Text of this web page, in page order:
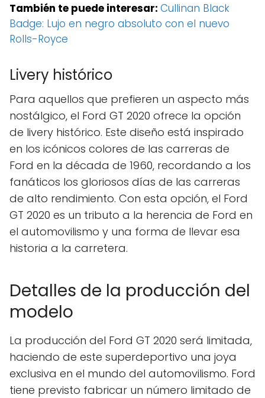
También te puede interesar: Cullinan Black
Badge: Lujo en negro absoluto con el nuevo
Rolls-Royce
Livery histórico
Para aquellos que prefieren un aspecto más
nostálgico, el Ford GT 2020 ofrece la opción
de livery histórico. Este diseño está inspirado
en los icónicos colores de las carreras de
Ford en la década de 1960, recordando a los
fanáticos los gloriosos días de las carreras
de alto rendimiento. Con esta opción, el Ford
GT 2020 es un tributo a la herencia de Ford en
el automovilismo y una forma de llevar esa
historia a la carretera.
Detalles de la producción del
modelo
La producción del Ford GT 2020 será limitada,
haciendo de este superdeportivo una joya
exclusiva en el mundo del automovilismo. Ford
tiene previsto fabricar un número limitado de